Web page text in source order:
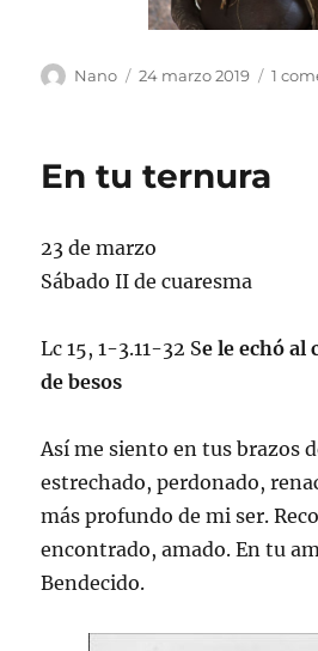
Autor
Nano
Publicado
24 marzo 2019 1
En tu ternura
23 de marzo
Sábado II de cuaresma
Lc 15, 1-3.11-32 Se le echó al
de besos
Así me siento en tus brazos
estrechado, perdonado,
más profundo de mi ser.
encontrado, amado. En tu
Bendecido.